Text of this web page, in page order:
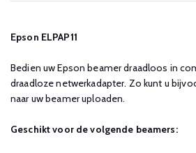
Epson ELPAP11
Bedien uw Epson beamer draadloos in
draadloze netwerkadapter. Zo kunt u
naar uw beamer uploaden.
Geschikt voor de volgende beamers: